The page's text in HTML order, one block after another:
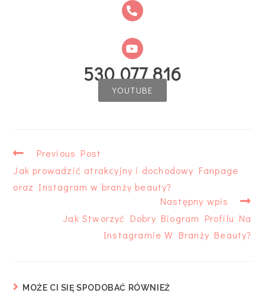
530 077 816
YOUTUBE
Previous Post
Jak prowadzić atrakcyjny i dochodowy Fanpage
oraz Instagram w branży beauty?
Następny wpis
Jak Stworzyć Dobry Biogram Profilu Na
Instagramie W Branży Beauty?
MOŻE CI SIĘ SPODOBAĆ RÓWNIEŻ